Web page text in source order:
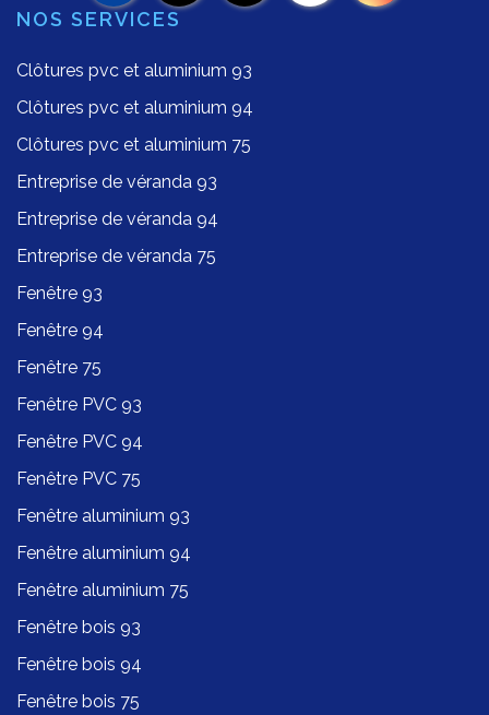
NOS SERVICES
Clôtures pvc et aluminium 93
Clôtures pvc et aluminium 94
Clôtures pvc et aluminium 75
Entreprise de véranda 93
Entreprise de véranda 94
Entreprise de véranda 75
Fenêtre 93
Fenêtre 94
Fenêtre 75
Fenêtre PVC 93
Fenêtre PVC 94
Fenêtre PVC 75
Fenêtre aluminium 93
Fenêtre aluminium 94
Fenêtre aluminium 75
Fenêtre bois 93
Fenêtre bois 94
Fenêtre bois 75